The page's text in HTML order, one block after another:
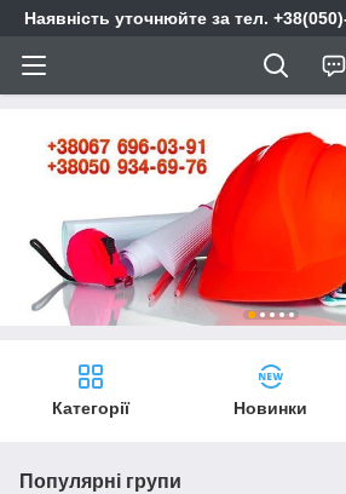
Наявність уточнюйте за тел.
Категорії Новинки
Популярні групи